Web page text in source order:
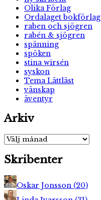
Olika Förlag
Ordalaget bokförlag
raben och sjögren
rabén & sjögren
spänning
spöken
stina wirsén
syskon
Tema Lättläst
vänskap
äventyr
Arkiv
Arkiv
Skribenter
Oskar Jonsson (20)